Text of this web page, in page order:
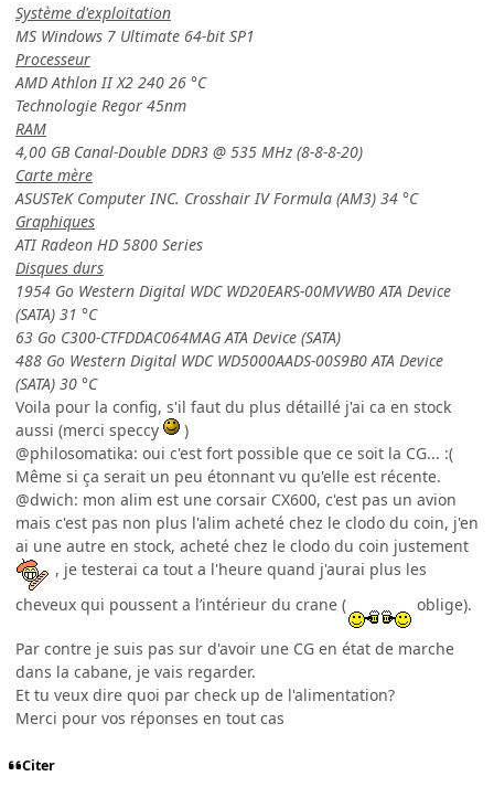
Système d'exploitation
MS Windows 7 Ultimate 64-bit SP1
Processeur
AMD Athlon II X2 240 26 °C
Technologie Regor 45nm
RAM
4,00 GB Canal-Double DDR3 @ 535 MHz (8-8-8-20)
Carte mère
ASUSTeK Computer INC. Crosshair IV Formula (AM3) 34 °C
Graphiques
ATI Radeon HD 5800 Series
Disques durs
1954 Go Western Digital WDC WD20EARS-00MVWB0 ATA Device
(SATA) 31 °C
63 Go C300-CTFDDAC064MAG ATA Device (SATA)
488 Go Western Digital WDC WD5000AADS-00S9B0 ATA Device
(SATA) 30 °C
Voila pour la config, s'il faut du plus détaillé j'ai ca en stock
aussi (merci speccy
)
@philosomatika: oui c'est fort possible que ce soit la CG... :(
Même si ça serait un peu étonnant vu qu'elle est récente.
@dwich: mon alim est une corsair CX600, c'est pas un avion
mais c'est pas non plus l'alim acheté chez le clodo du coin, j'en
ai une autre en stock, acheté chez le clodo du coin justement
, je testerai ca tout a l'heure quand j'aurai plus les
cheveux qui poussent a l’intérieur du crane (
oblige).
Par contre je suis pas sur d'avoir une CG en état de marche
dans la cabane, je vais regarder.
Et tu veux dire quoi par check up de l'alimentation?
Merci pour vos réponses en tout cas
Citer